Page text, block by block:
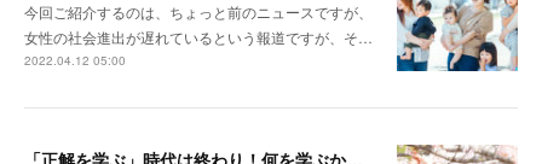
今回ご紹介するのは、ちょっと前のニュースですが、
女性の社会進出が遅れているという報道ですが、そ…
2022.04.12 05:00
「正解を学ぶ」時代は終わり！何を学ぶか迷ったときの３つのキーワードとは？！